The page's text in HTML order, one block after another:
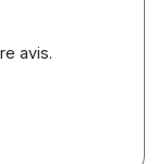
avis.